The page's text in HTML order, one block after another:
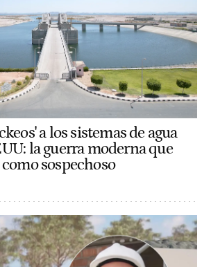
a los sistemas de agua
la guerra moderna que
sospechoso